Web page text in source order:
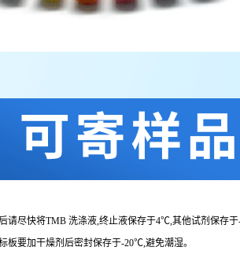
请尽快将TMB 洗涤液,终止液保存于4℃,其他试剂保存于
板要加干燥剂后密封保存于-20℃,避免潮湿。